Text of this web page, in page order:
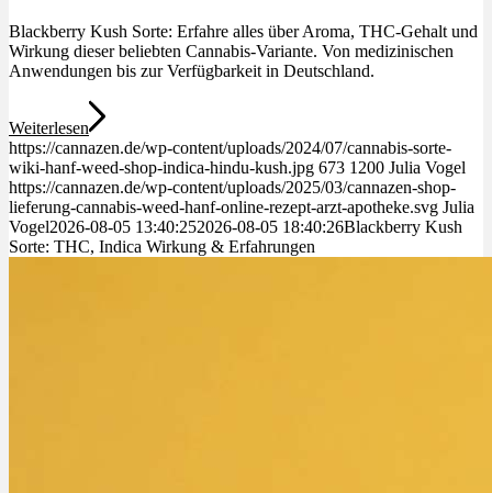
Blackberry Kush Sorte: Erfahre alles über Aroma, THC-Gehalt und
Wirkung dieser beliebten Cannabis-Variante. Von medizinischen
Anwendungen bis zur Verfügbarkeit in Deutschland.
Weiterlesen
https://cannazen.de/wp-content/uploads/2024/07/cannabis-sorte-
wiki-hanf-weed-shop-indica-hindu-kush.jpg 673 1200 Julia Vogel
https://cannazen.de/wp-content/uploads/2025/03/cannazen-shop-
lieferung-cannabis-weed-hanf-online-rezept-arzt-apotheke.svg Julia
Vogel2026-08-05 13:40:252026-08-05 18:40:26Blackberry Kush
Sorte: THC, Indica Wirkung & Erfahrungen